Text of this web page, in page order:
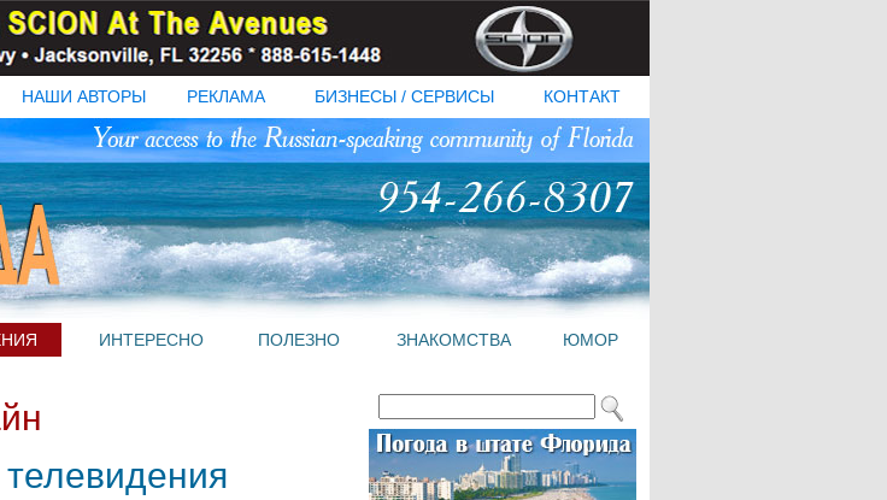
НАШИ АВТОРЫ РЕКЛАМА БИЗНЕСЫ / СЕРВИСЫ КОНТАКТ
ИНТЕРЕСНО ПОЛЕЗНО ЗНАКОМСТВА ЮМОР